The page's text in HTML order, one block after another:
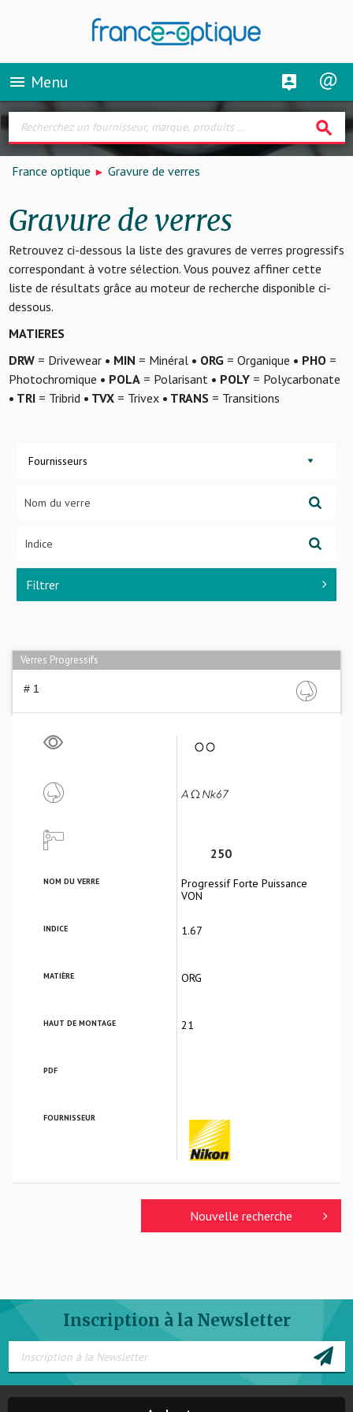
menu Menu
search
France optique Gravure de verres
Gravure de verres
Retrouvez ci-dessous la liste des gravures de verres progressifs
correspondant à votre sélection. Vous pouvez affiner cette
liste de résultats grâce au moteur de recherche disponible ci-
dessous.
MATIERES
DRW= Drivewear • MIN = Minéral • ORG= Organique • PHO=
Photochromique • POLA= Polarisant • POLY= Polycarbonate
• TRI= Tribrid • TVX= Trivex • TRANS= Transitions
Fournisseurs
Filtrer
Verres Progressifs
# 1
250
NOM DU VERRE
Progressif Forte Puissance
VON
INDICE 1.67
MATIÈRE ORG
HAUT DE MONTAGE 21
PDF
FOURNISSEUR
Nouvelle recherche
Inscription à la Newsletter